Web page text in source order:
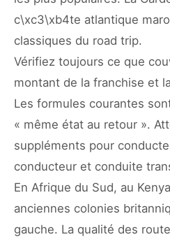
c\xc3\xb4te atlantique
classiques du road trip.
Vérifiez toujours ce que
montant de la franchise et
Les formules courantes
« même état au retour ».
suppléments pour
conducteur et conduite
En Afrique du Sud, au
anciennes colonies
gauche. La qualité des